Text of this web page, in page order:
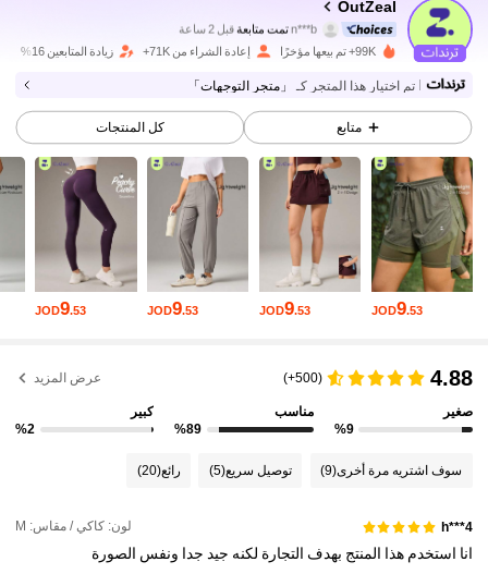
OutZeal
n***b تمت متابعة قبل 2 ساعة
تتصفح
4.85
172K متابعون
4.85 172K متابعون
4.85 172K متابعون
4.85
4.85
4.85 172K متابعون
4.85 172K متابعون
99K+ تم بيعها مؤخرًا إعادة الشراء من 71K+ زيادة المتابعين 16%
تم اختيار هذا المتجر كـ 「متجر التوجهات」
متابع كل المنتجات
JOD9.53
JOD9.53
JOD9.53
JOD9.53
4.88
(500+) عرض المزيد
صغير
%9
مناسب
%89
كبير
%2
سوف اشتريه مرة أخرى(9) توصيل سريع(5) رائع(20)
h***4 لون: كاكي / مقاس: M
انا استخدمهذا المنتج بهدف التجارة لكنه جيد جدا ونفس الصورة